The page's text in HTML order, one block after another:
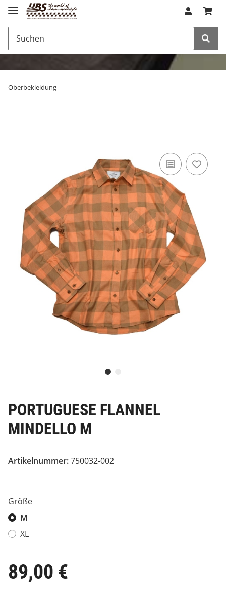
Oberbekleidung
PORTUGUESE FLANNEL
MINDELLO M
Artikelnummer:750032-002
Größe
M
XL
89,00 €